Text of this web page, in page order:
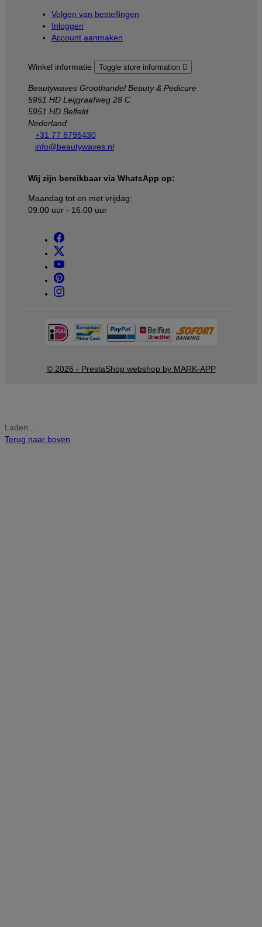
Volgen van bestellingen
Inloggen
Account aanmaken
Winkel informatie Toggle store information 
Beautywaves Groothandel Beauty & Pedicure
5951 HD Leijgraafweg 28 C
5951 HD Belfeld
Nederland
+31 77 8795430
info@beautywaves.nl
Wij zijn bereikbaar via WhatsApp op:
Maandag tot en met vrijdag:
09.00 uur - 16.00 uur
© 2026 - PrestaShop webshop by MARK-APP
Laden ...
Terug naar boven